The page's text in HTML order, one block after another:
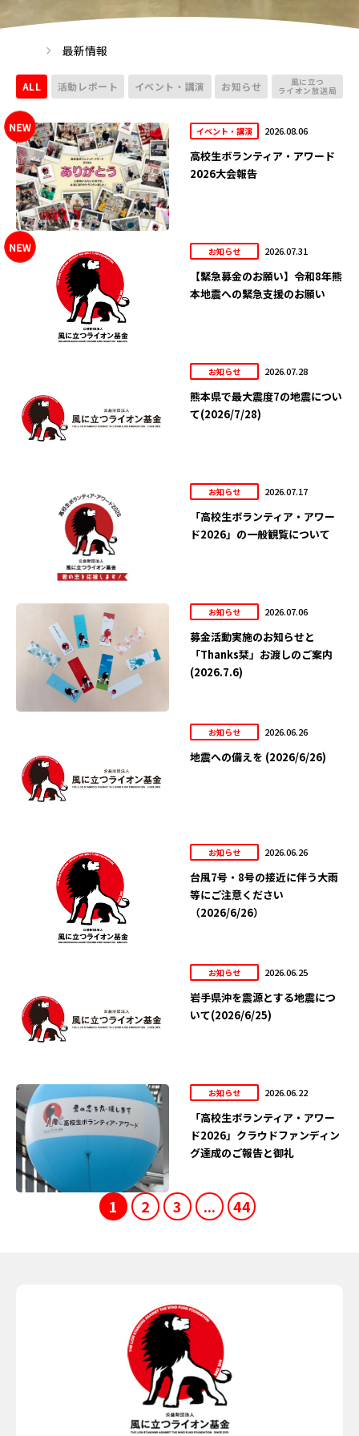
最新情報
ALL 活動レポート イベント・講演 お知らせ 風に立つ
ライオン放送局
イベント・講演 2026.08.06
高校生ボランティア・アワード
2026大会報告
お知らせ 2026.07.31
【緊急募金のお願い】令和8年熊
本地震への緊急支援のお願い
お知らせ 2026.07.28
熊本県で最大震度7の地震につい
て(2026/7/28)
お知らせ 2026.07.17
「高校生ボランティア・アワー
ド2026」の一般観覧について
お知らせ 2026.07.06
募金活動実施のお知らせと
「Thanks栞」お渡しのご案内
(2026.7.6)
お知らせ 2026.06.26
地震への備えを (2026/6/26)
お知らせ 2026.06.26
台風7号・8号の接近に伴う大雨
等にご注意ください
（2026/6/26）
お知らせ 2026.06.25
岩手県沖を震源とする地震につ
いて(2026/6/25)
お知らせ 2026.06.22
「高校生ボランティア・アワー
ド2026」クラウドファンディン
グ達成のご報告と御礼
1 2 3 ... 44